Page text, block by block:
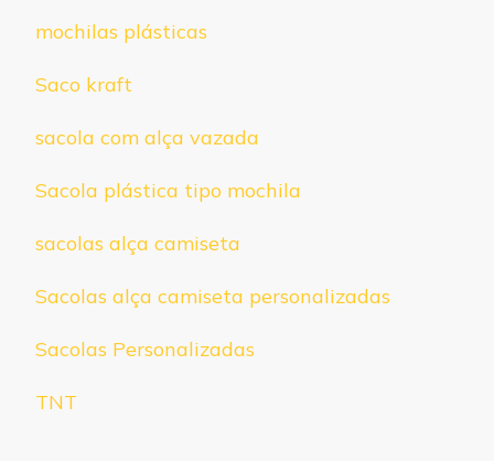
mochilas plásticas
Saco kraft
sacola com alça vazada
Sacola plástica tipo mochila
sacolas alça camiseta
Sacolas alça camiseta personalizadas
Sacolas Personalizadas
TNT